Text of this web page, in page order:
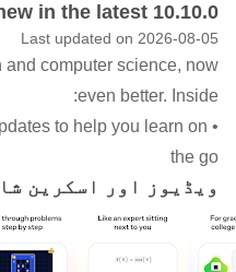
یاد رکھنے والے
حقیقی تفہیم پیدا کرنے
مدد کرنے کے لیے
کی ضرورت ہوتی ہے تو
ہے، اور سیکھنے کو کام
چیلنج کی طرح محسوس
فاؤنڈیشنل میتھ اور
in the latest 10.10.0
Last updated on 2026-08-05
computer science, now
even better. Inside:
to help you learn on
the go
ویڈیوز اور اسکرین